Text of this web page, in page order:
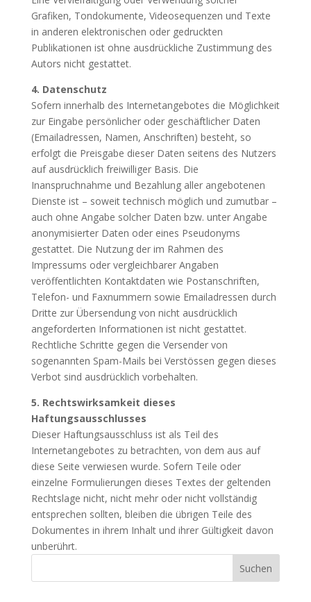
Grafiken, Tondokumente, Videosequenzen und Texte
in anderen elektronischen oder gedruckten
Publikationen ist ohne ausdrückliche Zustimmung des
Autors nicht gestattet.
4. Datenschutz
Sofern innerhalb des Internetangebotes die Möglichkeit
zur Eingabe persönlicher oder geschäftlicher Daten
(Emailadressen, Namen, Anschriften) besteht, so
erfolgt die Preisgabe dieser Daten seitens des Nutzers
auf ausdrücklich freiwilliger Basis. Die
Inanspruchnahme und Bezahlung aller angebotenen
Dienste ist – soweit technisch möglich und zumutbar –
auch ohne Angabe solcher Daten bzw. unter Angabe
anonymisierter Daten oder eines Pseudonyms
gestattet. Die Nutzung der im Rahmen des
Impressums oder vergleichbarer Angaben
veröffentlichten Kontaktdaten wie Postanschriften,
Telefon- und Faxnummern sowie Emailadressen durch
Dritte zur Übersendung von nicht ausdrücklich
angeforderten Informationen ist nicht gestattet.
Rechtliche Schritte gegen die Versender von
sogenannten Spam-Mails bei Verstössen gegen dieses
Verbot sind ausdrücklich vorbehalten.
5. Rechtswirksamkeit dieses
Haftungsausschlusses
Dieser Haftungsausschluss ist als Teil des
Internetangebotes zu betrachten, von dem aus auf
diese Seite verwiesen wurde. Sofern Teile oder
einzelne Formulierungen dieses Textes der geltenden
Rechtslage nicht, nicht mehr oder nicht vollständig
entsprechen sollten, bleiben die übrigen Teile des
Dokumentes in ihrem Inhalt und ihrer Gültigkeit davon
unberührt.
Suchen